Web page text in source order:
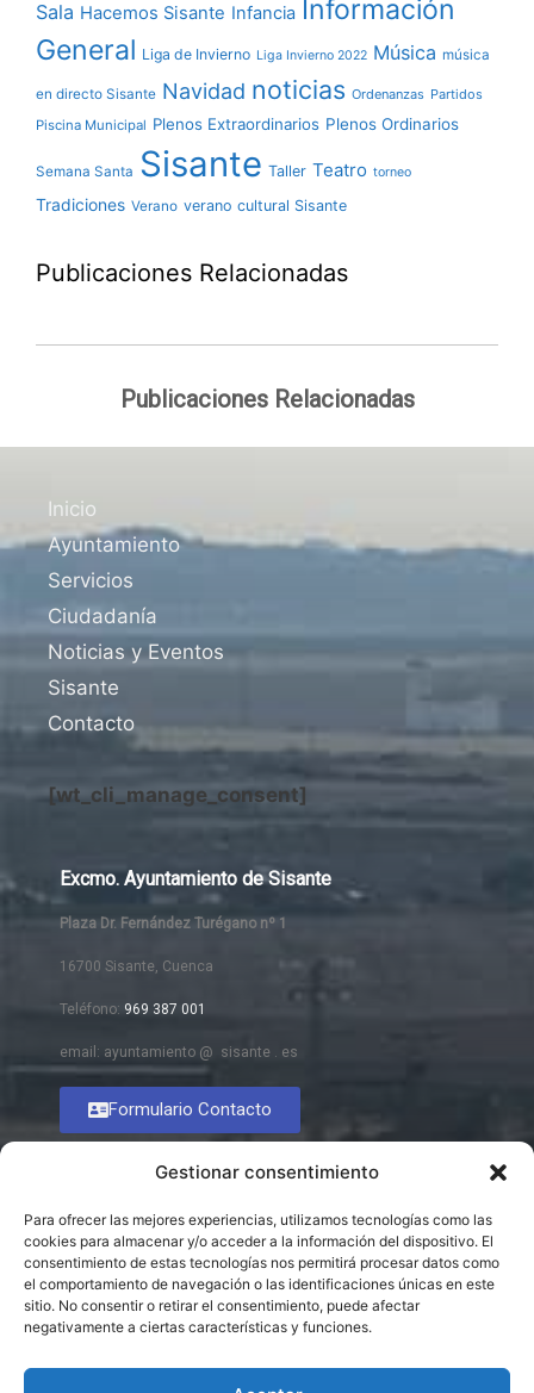
Gestionar consentimiento
Para ofrecer las mejores experiencias, utilizamos tecnologías como las
cookies para almacenar y/o acceder a la información del dispositivo. El
consentimiento de estas tecnologías nos permitirá procesar datos como
el comportamiento de navegación o las identificaciones únicas en este
sitio. No consentir o retirar el consentimiento, puede afectar
negativamente a ciertas características y funciones.
Sala Hacemos Sisante Infancia Información
General Liga de Invierno Liga Invierno 2022 Música música
en directo Sisante Navidad noticias Ordenanzas Partidos
Piscina Municipal Plenos Extraordinarios Plenos Ordinarios
Semana Santa Sisante Taller Teatro torneo
Tradiciones Verano verano cultural Sisante
Publicaciones Relacionadas
Publicaciones Relacionadas
Inicio
Ayuntamiento
Servicios
Ciudadanía
Noticias y Eventos
Sisante
Contacto
[wt_cli_manage_consent]
Excmo. Ayuntamiento de Sisante
Plaza Dr. Fernández Turégano nº 1
16700 Sisante, Cuenca
Teléfono: 969 387 001
email: ayuntamiento @ sisante . es
Formulario Contacto